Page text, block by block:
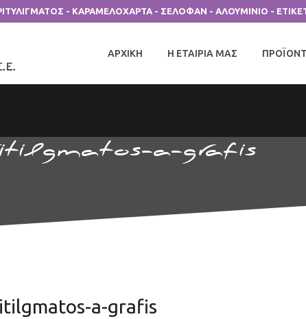
- ΚΑΡΑΜΕΛΟΧΑΡΤΑ - ΣΕΛΟΦΑΝ - ΑΛΟΥΜΙΝΙΟ -
ΑΡΧΙΚΗ Η ΕΤΑΙΡΙΑ ΜΑΣ
a-grafis
a-grafis